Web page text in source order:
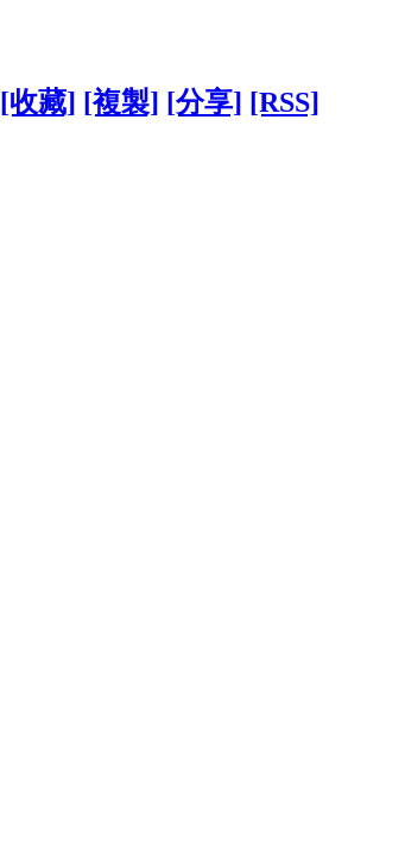
[收藏] [複製] [分享] [RSS]